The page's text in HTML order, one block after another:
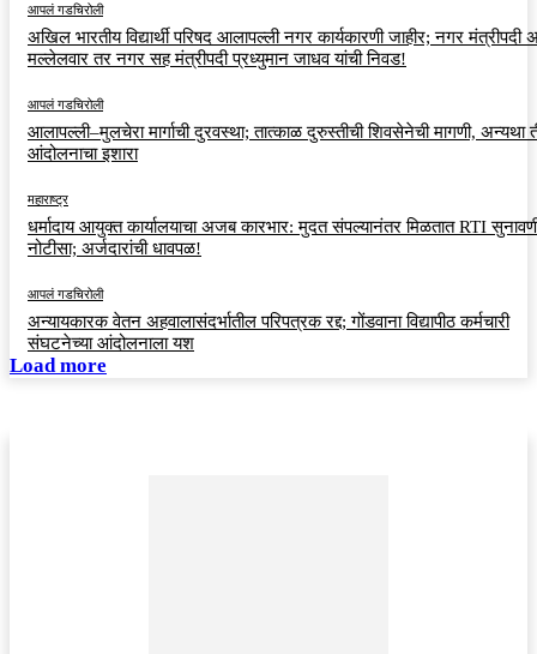
आपलं गडचिरोली
अखिल भारतीय विद्यार्थी परिषद आलापल्ली नगर कार्यकारणी जाहीर; नगर मंत्रीपदी
मल्लेलवार तर नगर सह मंत्रीपदी प्रध्युमान जाधव यांची निवड!
आपलं गडचिरोली
आलापल्ली–मुलचेरा मार्गाची दुरवस्था; तात्काळ दुरुस्तीची शिवसेनेची मागणी, अन्यथा
आंदोलनाचा इशारा
महाराष्ट्र
धर्मादाय आयुक्त कार्यालयाचा अजब कारभार: मुदत संपल्यानंतर मिळतात RTI
नोटीसा; अर्जदारांची धावपळ!
आपलं गडचिरोली
अन्यायकारक वेतन अहवालासंदर्भातील परिपत्रक रद्द; गोंडवाना विद्यापीठ कर्मचारी
संघटनेच्या आंदोलनाला यश
Load more